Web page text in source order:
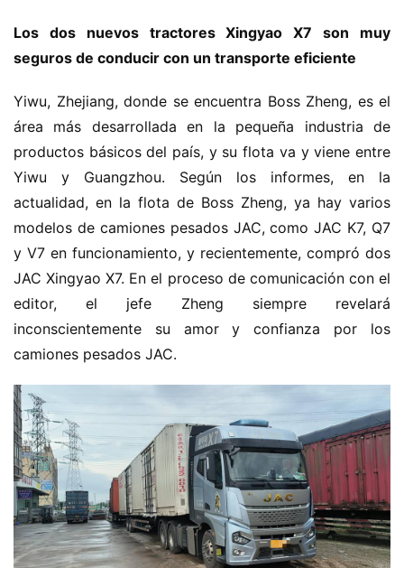
Los dos nuevos tractores Xingyao X7 son muy
seguros de conducir con un transporte eficiente
Yiwu, Zhejiang, donde se encuentra Boss Zheng, es el
área más desarrollada en la pequeña industria de
productos básicos del país, y su flota va y viene entre
Yiwu y Guangzhou. Según los informes, en la
actualidad, en la flota de Boss Zheng, ya hay varios
modelos de camiones pesados JAC, como JAC K7, Q7
y V7 en funcionamiento, y recientemente, compró dos
JAC Xingyao X7. En el proceso de comunicación con el
editor, el jefe Zheng siempre revelará
inconscientemente su amor y confianza por los
camiones pesados JAC.